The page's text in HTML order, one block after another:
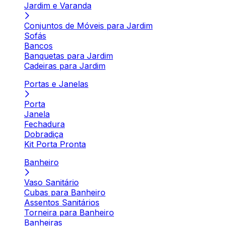
Jardim e Varanda
Conjuntos de Móveis para Jardim
Sofás
Bancos
Banquetas para Jardim
Cadeiras para Jardim
Portas e Janelas
Porta
Janela
Fechadura
Dobradiça
Kit Porta Pronta
Banheiro
Vaso Sanitário
Cubas para Banheiro
Assentos Sanitários
Torneira para Banheiro
Banheiras